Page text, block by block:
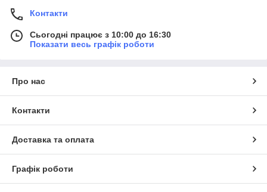
Контакти
Сьогодні працює з 10:00 до 16:30
Показати весь графік роботи
Про нас
Контакти
Доставка та оплата
Графік роботи